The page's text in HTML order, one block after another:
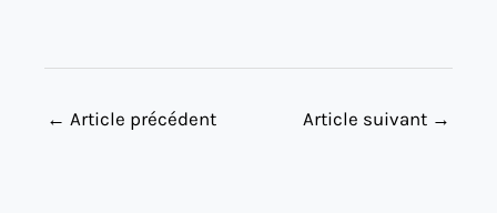
← Article précédent Article suivant →